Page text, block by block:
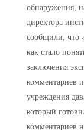
обнаружения,
директора
сообщили, что
как стало
заключения
комментариев
учреждения
который
комментариев